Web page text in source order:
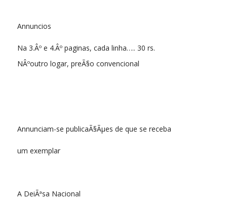
Annuncios
Na 3.Âº e 4.Âº paginas, cada linha….. 30 rs.
NÂºoutro logar, preÃ§o convencional
Annunciam-se publicaÃ§Ãµes de que se receba
um exemplar
A DeiÃªsa Nacional